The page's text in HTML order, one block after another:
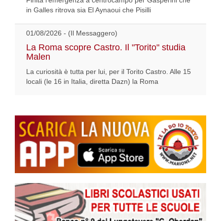
in Galles ritrova sia El Aynaoui che Pisilli
01/08/2026 - (Il Messaggero)
La Roma scopre Castro. Il "Torito" studia
Malen
La curiosità è tutta per lui, per il Torito Castro. Alle 15
locali (le 16 in Italia, diretta Dazn) la Roma